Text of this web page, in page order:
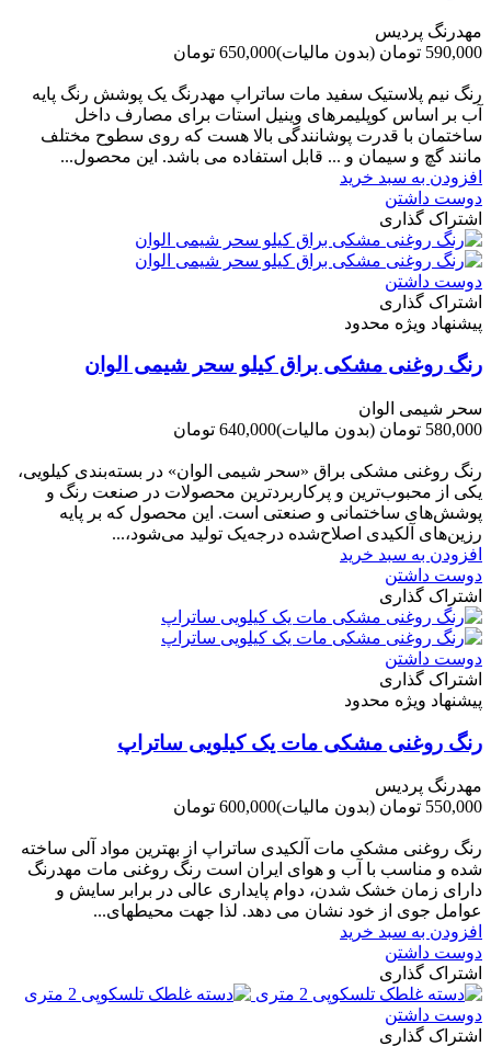
مهدرنگ پردیس
590,000 تومان
(بدون مالیات)650,000 تومان
رنگ نیم پلاستیک سفید مات ساتراپ مهدرنگ یک پوشش رنگ پایه
آب بر اساس کوپلیمرهای وینیل استات برای مصارف داخل
ساختمان با قدرت پوشانندگی بالا هست که روی سطوح مختلف
مانند گچ و سیمان و ... قابل استفاده می باشد. این محصول...
افزودن به سبد خرید
دوست داشتن
اشتراک گذاری
دوست داشتن
اشتراک گذاری
پیشنهاد ویژه محدود
رنگ روغنی مشکی براق کیلو سحر شیمی الوان
سحر شیمی الوان
580,000 تومان
(بدون مالیات)640,000 تومان
رنگ روغنی مشکی براق «سحر شیمی الوان» در بسته‌بندی کیلویی،
یکی از محبوب‌ترین و پرکاربردترین محصولات در صنعت رنگ و
پوشش‌های ساختمانی و صنعتی است. این محصول که بر پایه
رزین‌های آلکیدی اصلاح‌شده درجه‌یک تولید می‌شود،...
افزودن به سبد خرید
دوست داشتن
اشتراک گذاری
دوست داشتن
اشتراک گذاری
پیشنهاد ویژه محدود
رنگ روغنی مشکی مات یک کیلویی ساتراپ
مهدرنگ پردیس
550,000 تومان
(بدون مالیات)600,000 تومان
رنگ روغنی مشکی مات آلکیدی ساتراپ از بهترین مواد آلی ساخته
شده و مناسب با آب و هوای ایران است رنگ روغنی مات مهدرنگ
دارای زﻣﺎن ﺧﺸﮏ ﺷﺪن، دوام ﭘﺎﯾﺪاری عالی در ﺑﺮاﺑﺮ ﺳﺎﯾﺶ و
ﻋﻮاﻣﻞ ﺟﻮی از ﺧﻮد ﻧﺸﺎن ﻣﯽ دﻫﺪ. ﻟﺬا ﺟﻬﺖ ﻣﺤﯿﻄ‌‌ﻬﺎی...
افزودن به سبد خرید
دوست داشتن
اشتراک گذاری
دوست داشتن
اشتراک گذاری